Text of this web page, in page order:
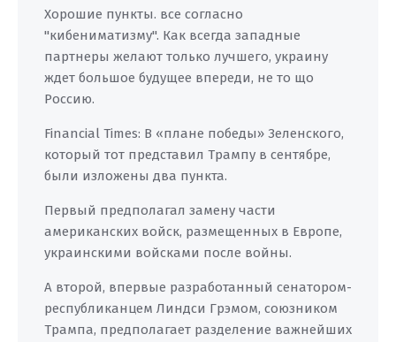
Хорошие пункты. все согласно
"кибениматизму". Как всегда западные
партнеры желают только лучшего, украину
ждет большое будущее впереди, не то що
Россию.
Financial Times: В «плане победы» Зеленского,
который тот представил Трампу в сентябре,
были изложены два пункта.
Первый предполагал замену части
американских войск, размещенных в Европе,
украинскими войсками после войны.
А второй, впервые разработанный сенатором-
республиканцем Линдси Грэмом, союзником
Трампа, предполагает разделение важнейших